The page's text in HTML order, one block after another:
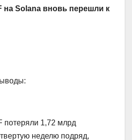
на Solana вновь перешли к
потеряли 1,72 млрд
неделю подряд,